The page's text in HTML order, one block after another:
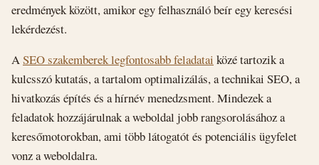
eredmények között, amikor egy felhasználó beír egy keresési
lekérdezést.
ASEO szakemberek legfontosabb feladatai közé tartozik a
kulcsszó kutatás, a tartalom optimalizálás, a technikai SEO, a
hivatkozás építés és a hírnév menedzsment. Mindezek a
feladatok hozzájárulnak a weboldal jobb rangsorolásához a
keresőmotorokban, ami több látogatót és potenciális ügyfelet
vonz a weboldalra.